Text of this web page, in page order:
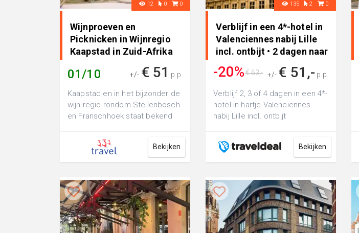
12 0 0
Wijnproeven en
Picknicken in Wijnregio
Kaapstad in Zuid-Afrika
01/10 +/- € 51 p.p.
Kaapstad en in het bijzonder de
wijn regio rondom Stellenbosch
en Franschhoek staat bekend
wijngebiede...
Bekijken
135 2 0
Verblijf in een 4*-hotel in
Valenciennes nabij Lille
incl. ontbijt • 2 dagen naar
Frankrijk
-20% +/- € 51,- p.p.
€ 63,-
Verblijf 2, 3 of 4 dagen in een 4*-
hotel in hartje Valenciennes
nabij Lille incl. ontbijt
Bekijken